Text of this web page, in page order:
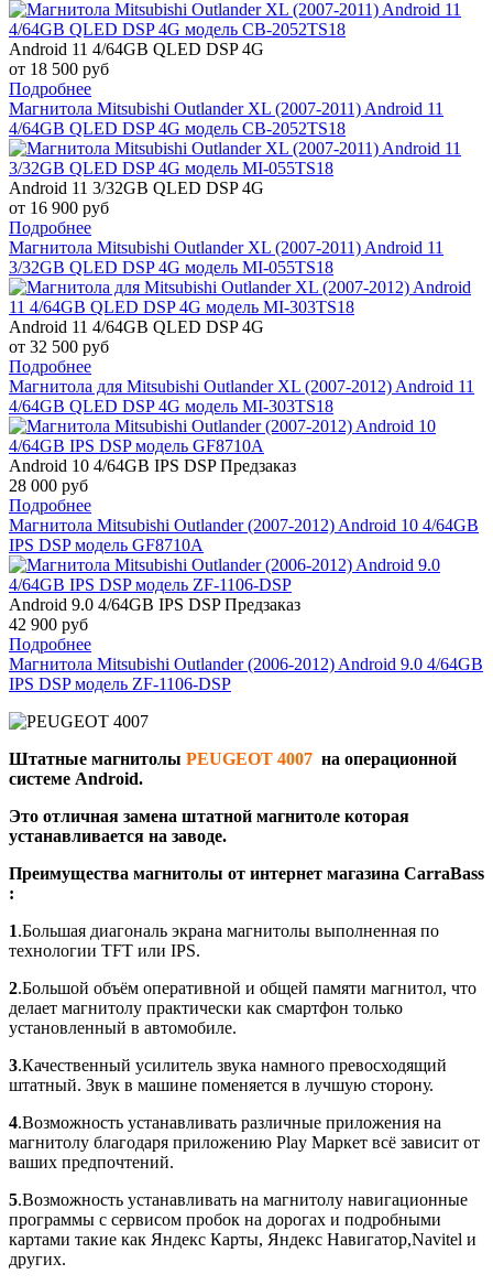
Android 11 4/64GB QLED DSP 4G
от 18 500 руб
Подробнее
Магнитола Mitsubishi Outlander XL (2007-2011) Android 11
4/64GB QLED DSP 4G модель CB-2052TS18
Android 11 3/32GB QLED DSP 4G
от 16 900 руб
Подробнее
Магнитола Mitsubishi Outlander XL (2007-2011) Android 11
3/32GB QLED DSP 4G модель MI-055TS18
Android 11 4/64GB QLED DSP 4G
от 32 500 руб
Подробнее
Магнитола для Mitsubishi Outlander XL (2007-2012) Android 11
4/64GB QLED DSP 4G модель MI-303TS18
Android 10 4/64GB IPS DSPПредзаказ
28 000 руб
Подробнее
Магнитола Mitsubishi Outlander (2007-2012) Android 10 4/64GB
IPS DSP модель GF8710A
Android 9.0 4/64GB IPS DSPПредзаказ
42 900 руб
Подробнее
Магнитола Mitsubishi Outlander (2006-2012) Android 9.0 4/64GB
IPS DSP модель ZF-1106-DSP
Штатные магнитолы PEUGEOT 4007 на операционной
системе Android.
Это отличная замена штатной магнитоле которая
устанавливается на заводе.
Преимущества магнитолы от интернет магазина CarraBass
:
1.Большая диагональ экрана магнитолы выполненная по
технологии TFT или IPS.
2.Большой объём оперативной и общей памяти магнитол, что
делает магнитолу практически как смартфон только
установленный в автомобиле.
3.Качественный усилитель звука намного превосходящий
штатный. Звук в машине поменяется в лучшую сторону.
4.Возможность устанавливать различные приложения на
магнитолу благодаря приложению Play Maркет всё зависит от
ваших предпочтений.
5.Возможность устанавливать на магнитолу навигационные
программы с сервисом пробок на дорогах и подробными
картами такие как Яндекс Карты, Яндекс Навигатор,Navitel и
других.